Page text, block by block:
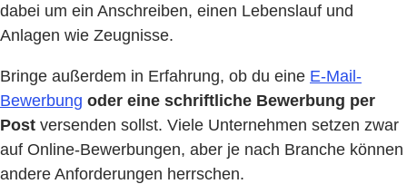
dabei um ein Anschreiben, einen Lebenslauf und
Anlagen wie Zeugnisse.
Bringe außerdem in Erfahrung, ob du eine E-Mail-
Bewerbung oder eine schriftliche Bewerbung per
Post versenden sollst. Viele Unternehmen setzen zwar
auf Online-Bewerbungen, aber je nach Branche können
andere Anforderungen herrschen.